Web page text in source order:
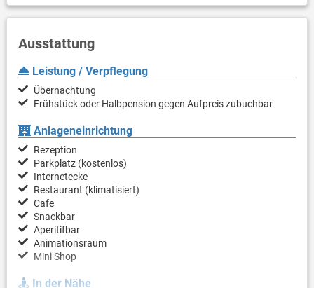
Ausstattung
Leistung / Verpflegung
Übernachtung
Frühstück oder Halbpension gegen Aufpreis zubuchbar
Anlageneinrichtung
Rezeption
Parkplatz (kostenlos)
Internetecke
Restaurant (klimatisiert)
Cafe
Snackbar
Aperitifbar
Animationsraum
Mini Shop
In der Nähe